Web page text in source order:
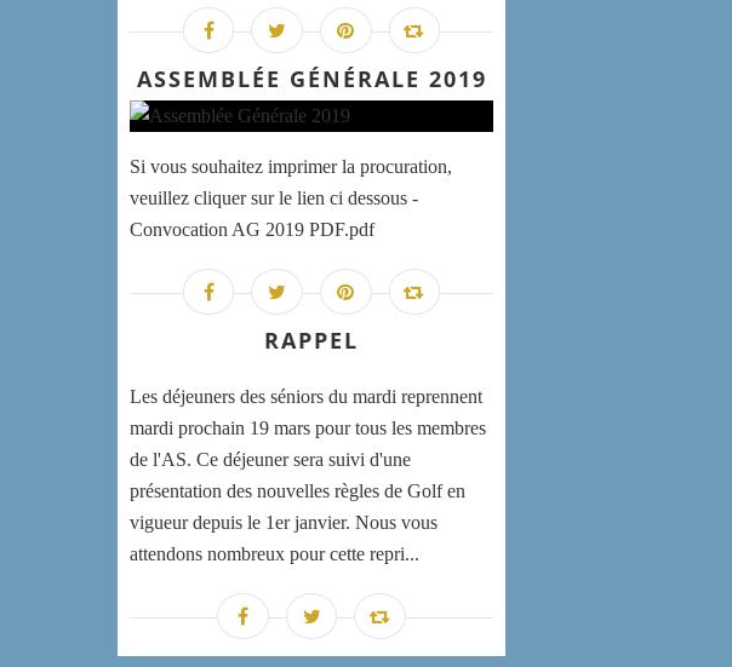
ASSEMBLÉE GÉNÉRALE 2019
Si vous souhaitez imprimer la procuration,
veuillez cliquer sur le lien ci dessous -
Convocation AG 2019 PDF.pdf
RAPPEL
Les déjeuners des séniors du mardi reprennent
mardi prochain 19 mars pour tous les membres
de l'AS. Ce déjeuner sera suivi d'une
présentation des nouvelles règles de Golf en
vigueur depuis le 1er janvier. Nous vous
attendons nombreux pour cette repri...